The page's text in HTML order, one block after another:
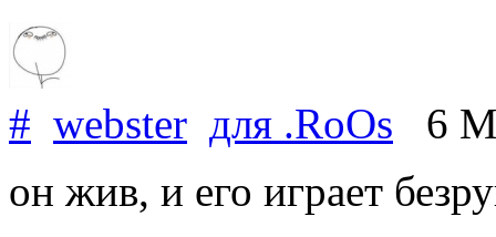
# webster для .RoOs 6
он жив, и его играет